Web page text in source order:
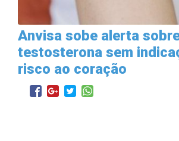
Anvisa sobe alerta
testosterona sem
risco ao coração